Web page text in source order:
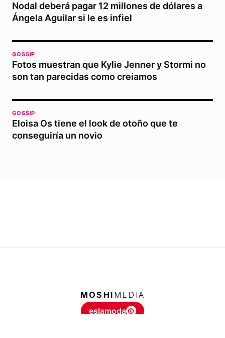
Nodal deberá pagar 12 millones de dólares a
Ángela Aguilar si le es infiel
GOSSIP
Fotos muestran que Kylie Jenner y Stormi no
son tan parecidas como creíamos
GOSSIP
Eloisa Os tiene el look de otoño que te
conseguiría un novio
MOSHI MEDIA
eslamoda